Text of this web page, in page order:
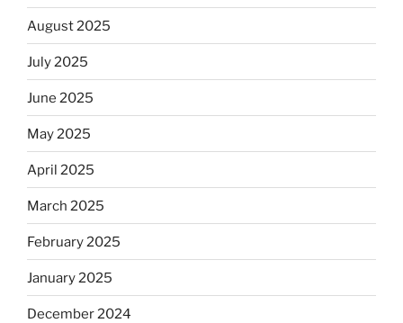
August 2025
July 2025
June 2025
May 2025
April 2025
March 2025
February 2025
January 2025
December 2024